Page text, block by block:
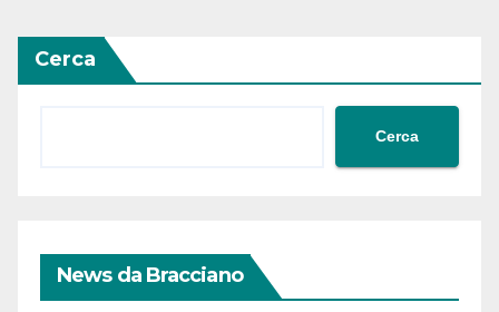
Cerca
Cerca
News da Bracciano